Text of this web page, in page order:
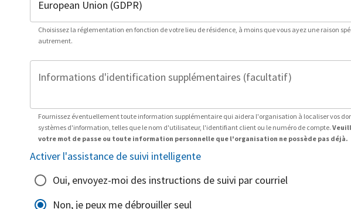
Choisissez la réglementation en fonction de votre lieu de résidence, à moins que vous ayez une raison
autrement.
Informations d'identification supplémentaires (facultatif)
Fournissez éventuellement toute information supplémentaire qui aidera l'organisation à localiser vos
systèmes d'information, telles que le nom d'utilisateur, l'identifiant client ou le numéro de compte.
votre mot de passe ou toute information personnelle que l'organisation ne possède pas déjà.
Activer l'assistance de suivi intelligente
Oui, envoyez-moi des instructions de suivi par courriel
Non, je peux me débrouiller seul